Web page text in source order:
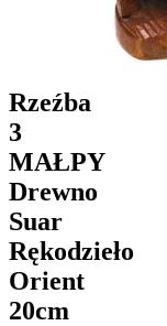
Rzeźba
3
MAŁPY
Drewno
Suar
Rękodzieło
Orient
20cm